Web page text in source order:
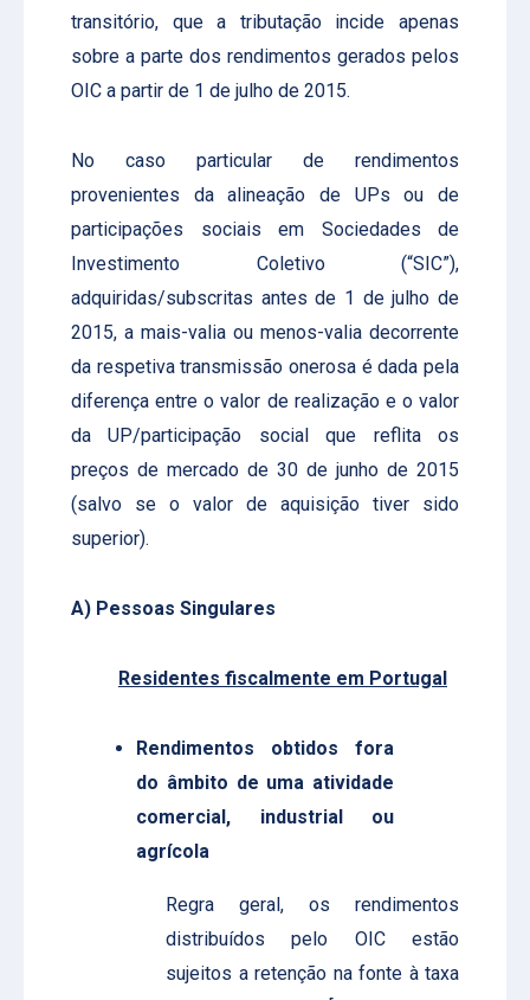
transitório, que a tributação incide apenas
sobre a parte dos rendimentos gerados pelos
OIC a partir de 1 de julho de 2015.
No caso particular de rendimentos
provenientes da alineação de UPs ou de
participações sociais em Sociedades de
Investimento Coletivo (“SIC”),
adquiridas/subscritas antes de 1 de julho de
2015, a mais-valia ou menos-valia decorrente
da respetiva transmissão onerosa é dada pela
diferença entre o valor de realização e o valor
da UP/participação social que reflita os
preços de mercado de 30 de junho de 2015
(salvo se o valor de aquisição tiver sido
superior).
A) Pessoas Singulares
Residentes fiscalmente em Portugal
Rendimentos obtidos fora
do âmbito de uma atividade
comercial, industrial ou
agrícola
Regra geral, os rendimentos
distribuídos pelo OIC estão
sujeitos a retenção na fonte à taxa